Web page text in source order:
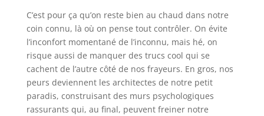
C’est pour ça qu’on reste bien au chaud dans notre
coin connu, là où on pense tout contrôler. On évite
l’inconfort momentané de l’inconnu, mais hé, on
risque aussi de manquer des trucs cool qui se
cachent de l’autre côté de nos frayeurs. En gros, nos
peurs deviennent les architectes de notre petit
paradis, construisant des murs psychologiques
rassurants qui, au final, peuvent freiner notre